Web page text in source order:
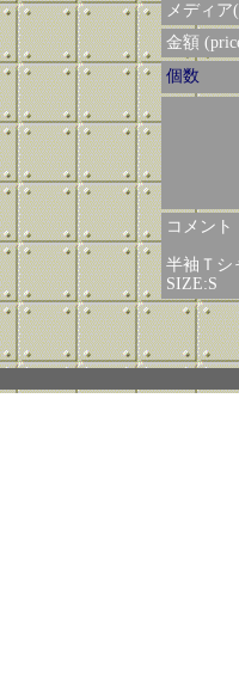
メディア
金額
個数
コメント
半袖Ｔシ
SIZE:S